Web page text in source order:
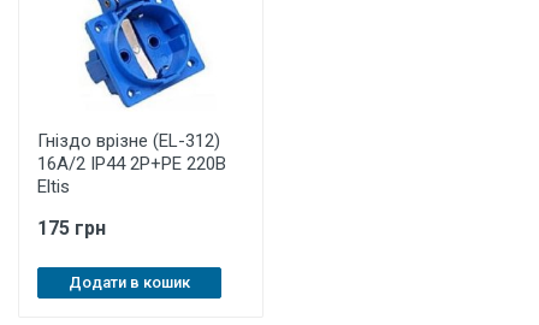
Гніздо врізне (EL-312)
16А/2 IP44 2P+PE 220B
Eltis
175 грн
Додати в кошик